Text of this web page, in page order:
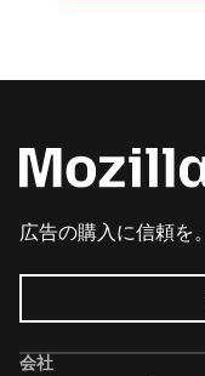
広告の購入に信頼を。
会社